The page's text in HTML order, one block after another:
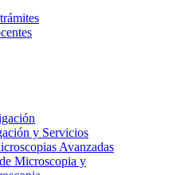
y Servicios
Avanzadas
Microscopia y